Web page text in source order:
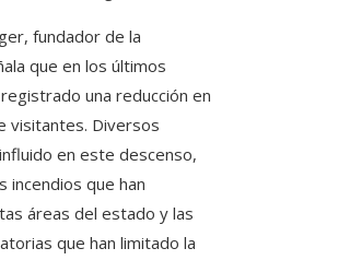
fundador de la
que en los últimos
una reducción en
visitantes. Diversos
en este descenso,
incendios que han
áreas del estado y las
que han limitado la